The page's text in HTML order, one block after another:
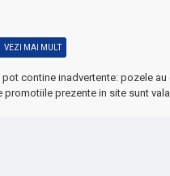
contine inadvertente: pozele
prezente in site sunt